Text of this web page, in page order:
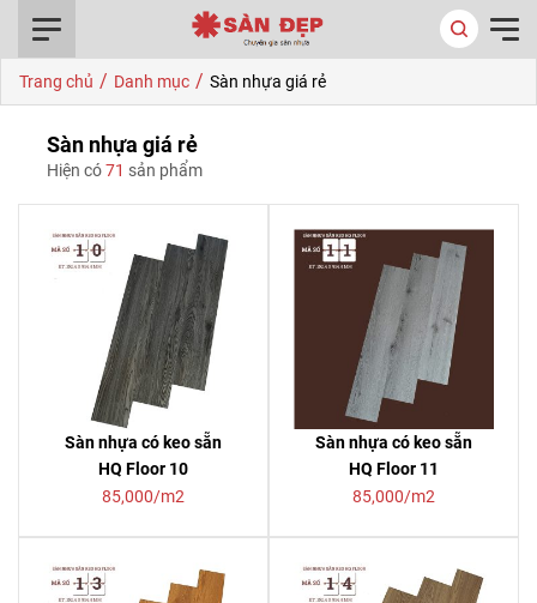
Trang chủ / Danh mục / Sàn nhựa giá rẻ
Sàn nhựa giá rẻ
Hiện có71 sản phẩm
Sàn nhựa có keo sẵn
HQ Floor 10
85,000/m2
Sàn nhựa có keo sẵn
HQ Floor 11
85,000/m2